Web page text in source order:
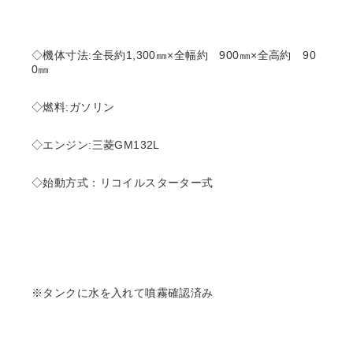
◇機体寸法:全長約1,300㎜×全幅約 900㎜×全高約 90
0㎜
◇燃料:ガソリン
◇エンジン:三菱GM132L
◇始動方式：リコイルスターター式
※タンクに水を入れて噴霧確認済み